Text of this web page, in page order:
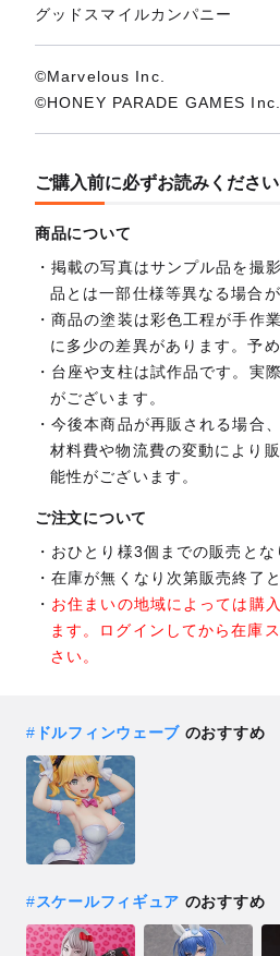
グッドスマイルカンパニー
©Marvelous Inc.
©HONEY PARADE GAMES Inc.
ご購入前に必ずお読みください
商品について
掲載の写真はサンプル品を撮
品とは一部仕様等異なる場合が
商品の塗装は彩色工程が手作
に多少の差異があります。予
台座や支柱は試作品です。実
がございます。
今後本商品が再販される場合
材料費や物流費の変動により
能性がございます。
ご注文について
おひとり様3個までの販売とな
在庫が無くなり次第販売終了と
お住まいの地域によっては購
ます。ログインしてから在庫
さい。
# ドルフィンウェーブ のおすすめ
#スケールフィギュア のおすすめ